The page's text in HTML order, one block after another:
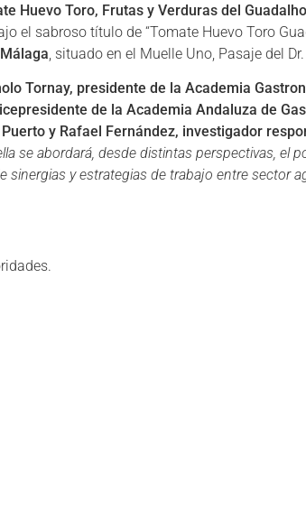
Huevo Toro, Frutas y Verduras del
el sabroso título de “Tomate Huevo Toro
, situado en el Muelle Uno, Pasaje del
Tornay, presidente de la Academia
de la Academia Andaluza de
y Rafael Fernández, investigador
se abordará, desde distintas perspectivas, el
sinergias y estrategias de trabajo entre sector